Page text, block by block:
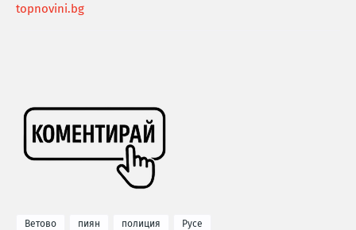
topnovini.bg
Ветово пиян полиция Русе